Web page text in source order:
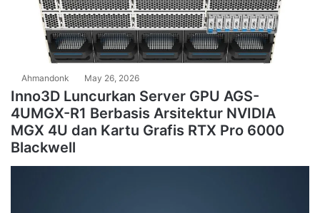
Ahmandonk May 26, 2026
Inno3D Luncurkan Server GPU AGS-
4UMGX-R1 Berbasis Arsitektur NVIDIA
MGX 4U dan Kartu Grafis RTX Pro 6000
Blackwell